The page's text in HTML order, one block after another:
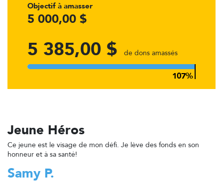
Objectif à amasser
5 000,00 $
5 385,00 $ de dons amassés
Jeune Héros
Ce jeune est le visage de mon défi. Je lève des fonds en son
honneur et à sa santé!
Samy P.